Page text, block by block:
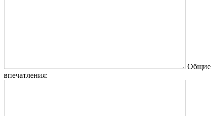
Общие
впечатления: